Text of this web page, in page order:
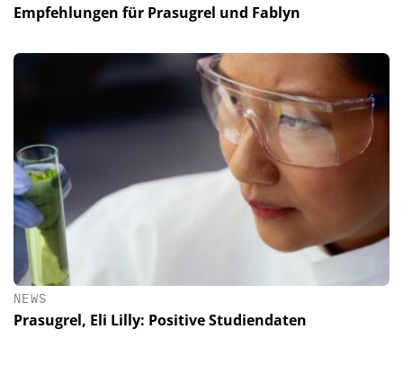
Empfehlungen für Prasugrel und Fablyn
NEWS
Prasugrel, Eli Lilly: Positive Studiendaten